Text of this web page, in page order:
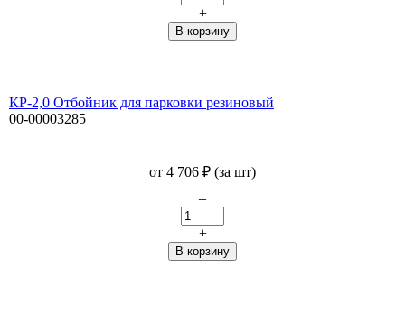
+
КР-2,0 Отбойник для парковки резиновый
00-00003285
от 4 706 ₽ (за шт)
–
+